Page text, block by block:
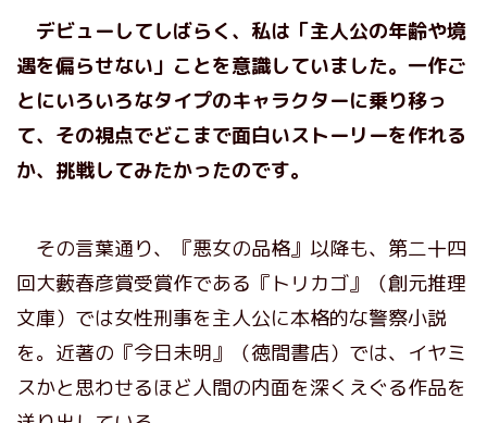
デビューしてしばらく、私は「主人公の年齢や境
遇を偏らせない」ことを意識していました。一作ご
とにいろいろなタイプのキャラクターに乗り移っ
て、その視点でどこまで面白いストーリーを作れる
か、挑戦してみたかったのです。
その言葉通り、『悪女の品格』以降も、第二十四
回大藪春彦賞受賞作である『トリカゴ』（創元推理
文庫）では女性刑事を主人公に本格的な警察小説
を。近著の『今日未明』（徳間書店）では、イヤミ
スかと思わせるほど人間の内面を深くえぐる作品を